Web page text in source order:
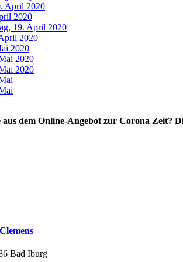
April 2020
2020
19. April 2020
2020
2020
2020
2020
aus dem Online-Angebot zur Corona Zeit?
Bad Iburg